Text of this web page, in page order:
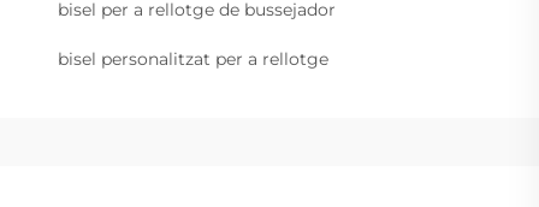
bisel per a rellotge de bussejador
bisel personalitzat per a rellotge